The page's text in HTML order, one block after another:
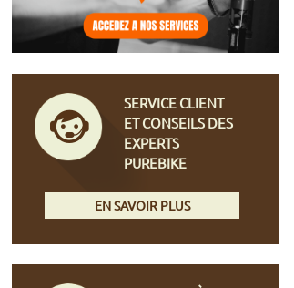
SERVICE CLIENT
ET CONSEILS DES
EXPERTS
PUREBIKE
EN SAVOIR PLUS